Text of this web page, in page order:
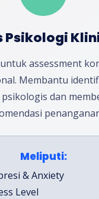
Psikologi
untuk assessment
Membantu
psikologis dan
Meliputi:
& Anxiety
Level